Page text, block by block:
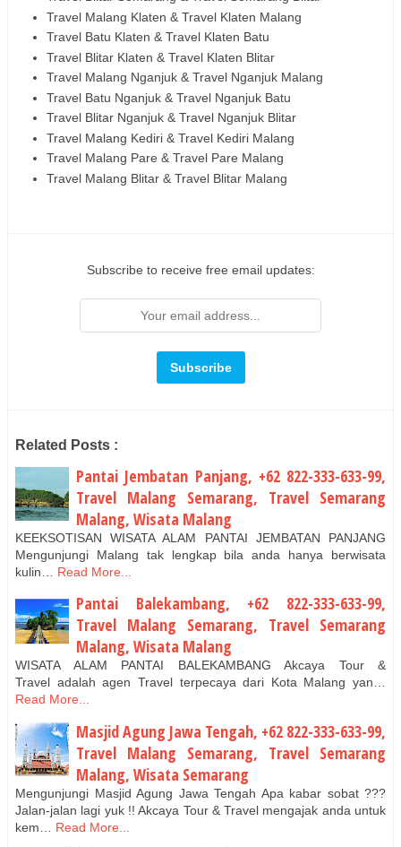
Travel Malang Klaten & Travel Klaten Malang
Travel Batu Klaten & Travel Klaten Batu
Travel Blitar Klaten & Travel Klaten Blitar
Travel Malang Nganjuk & Travel Nganjuk Malang
Travel Batu Nganjuk & Travel Nganjuk Batu
Travel Blitar Nganjuk & Travel Nganjuk Blitar
Travel Malang Kediri & Travel Kediri Malang
Travel Malang Pare & Travel Pare Malang
Travel Malang Blitar & Travel Blitar Malang
Subscribe to receive free email updates:
Related Posts :
Pantai Jembatan Panjang, +62 822-333-633-99,
Travel Malang Semarang, Travel Semarang
Malang, Wisata Malang
KEEKSOTISAN WISATA ALAM PANTAI JEMBATAN PANJANG
Mengunjungi Malang tak lengkap bila anda hanya berwisata
kulin…
Read More...
Pantai Balekambang, +62 822-333-633-99,
Travel Malang Semarang, Travel Semarang
Malang, Wisata Malang
WISATA ALAM PANTAI BALEKAMBANG Akcaya Tour &
Travel adalah agen Travel terpecaya dari Kota Malang yan…
Read More...
Masjid Agung Jawa Tengah, +62 822-333-633-99,
Travel Malang Semarang, Travel Semarang
Malang, Wisata Semarang
Mengunjungi Masjid Agung Jawa Tengah Apa kabar sobat ???
Jalan-jalan lagi yuk !! Akcaya Tour & Travel mengajak anda untuk
kem…
Read More...